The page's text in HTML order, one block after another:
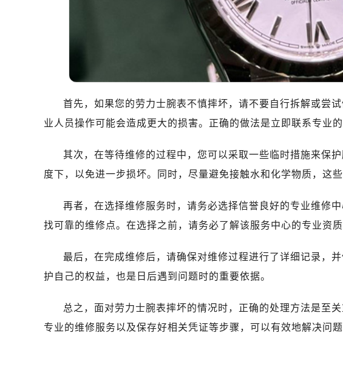
成都市锦江区人民东路6号SAC东原中心写字楼24层
重庆市江北区观音桥步行街2号融恒时代广场写字楼9
长沙市芙蓉区定王台街道建湘路393号世茂环球金融
郑州市二七区铭功路10号华润大厦写字楼29层2905
太原市迎泽区解放路15号亨得利名表服务中心（品牌
沈阳市沈河区中街路83号亨得利名表服务中心（品牌
乌鲁木齐市天山区红山路26号时代广场（CCMALL
哈尔滨市道里区友谊西路600号富力中心T2座写字楼
大连市中山区人民路15号国际金融大厦7层G室（需提
东莞市东城街道鸿福东路1号民盈国贸中心T1写字楼
无锡市梁溪区人民中路139号恒隆广场写字楼1座11层
苏州市苏州工业园区星港街199号苏州中心办公楼C
武汉市江汉区解放大道686号世界贸易大厦38层09室
合肥市蜀山区潜山路111号万象城华润大厦B座12楼
泉州市丰泽区宝洲路729号浦西万达中心写字楼A座7
首先，如果您的劳力士腕表不慎摔坏，请不要自行拆解或尝
业人员操作可能会造成更大的损害。正确的做法是立即联系专业
其次，在等待维修的过程中，您可以采取一些临时措施来保
度下，以免进一步损坏。同时，尽量避免接触水和化学物质，这
再者，在选择维修服务时，请务必选择信誉良好的专业维修
找可靠的维修点。在选择之前，请务必了解该服务中心的专业资质
最后，在完成维修后，请确保对维修过程进行了详细记录，
护自己的权益，也是日后遇到问题时的重要依据。
总之，面对劳力士腕表摔坏的情况时，正确的处理方法是至
专业的维修服务以及保存好相关凭证等步骤，可以有效地解决问